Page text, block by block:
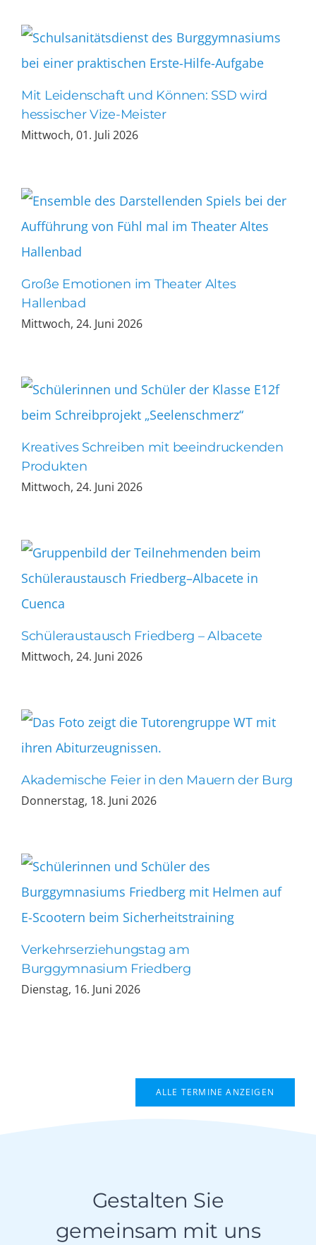
Mit Leidenschaft und Können: SSD wird
hessischer Vize-Meister
Mittwoch, 01. Juli 2026
Große Emotionen im Theater Altes
Hallenbad
Mittwoch, 24. Juni 2026
Kreatives Schreiben mit beeindruckenden
Produkten
Mittwoch, 24. Juni 2026
Schüleraustausch Friedberg – Albacete
Mittwoch, 24. Juni 2026
Akademische Feier in den Mauern der Burg
Donnerstag, 18. Juni 2026
Verkehrserziehungstag am
Burggymnasium Friedberg
Dienstag, 16. Juni 2026
ALLE TERMINE ANZEIGEN
Gestalten Sie
gemeinsam mit uns